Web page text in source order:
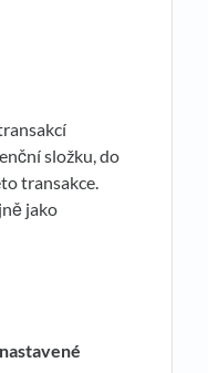
složku, do
transakce.
jako